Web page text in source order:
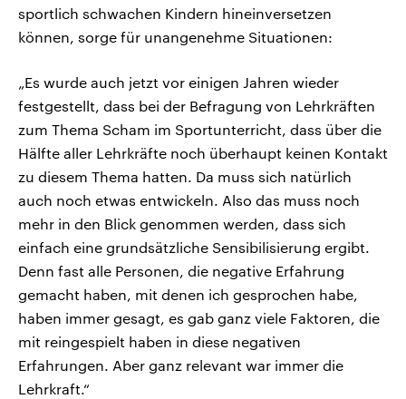
sportlich schwachen Kindern hineinversetzen
können, sorge für unangenehme Situationen:
„Es wurde auch jetzt vor einigen Jahren wieder
festgestellt, dass bei der Befragung von Lehrkräften
zum Thema Scham im Sportunterricht, dass über die
Hälfte aller Lehrkräfte noch überhaupt keinen Kontakt
zu diesem Thema hatten. Da muss sich natürlich
auch noch etwas entwickeln. Also das muss noch
mehr in den Blick genommen werden, dass sich
einfach eine grundsätzliche Sensibilisierung ergibt.
Denn fast alle Personen, die negative Erfahrung
gemacht haben, mit denen ich gesprochen habe,
haben immer gesagt, es gab ganz viele Faktoren, die
mit reingespielt haben in diese negativen
Erfahrungen. Aber ganz relevant war immer die
Lehrkraft.“